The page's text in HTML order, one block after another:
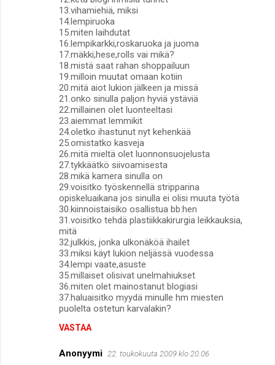
13.vihamiehiä, miksi
14.lempiruoka
15.miten laihdutat
16.lempikarkki,roskaruoka ja juoma
17.mäkki,hese,rolls vai mikä?
18.mistä saat rahan shoppailuun
19.milloin muutat omaan kotiin
20.mitä aiot lukion jälkeen ja missä
21.onko sinulla paljon hyviä ystäviä
22.millainen olet luonteeltasi
23.aiemmat lemmikit
24.oletko ihastunut nyt kehenkää
25.omistatko kasveja
26.mitä mieltä olet luonnonsuojelusta
27.tykkäätkö siivoamisesta
28.mikä kamera sinulla on
29.voisitko työskennellä stripparina
opiskeluaikana jos sinulla ei olisi muuta työtä
30.kiinnoistaisiko osallistua bb:hen
31.voisitko tehdä plastiikkakirurgia leikkauksia,
mitä
32.julkkis, jonka ulkonäköä ihailet
33.miksi käyt lukion neljässä vuodessa
34.lempi vaate,asuste
35.millaiset olisivat unelmahiukset
36.miten olet mainostanut blogiasi
37.haluaisitko myydä minulle hm miesten
puolelta ostetun karvalakin?
VASTAA
Anonyymi 22. toukokuuta 2009 klo 20.06